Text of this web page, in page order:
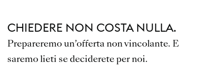
CHIEDERE NON COSTA NULLA.
Prepareremo un’offerta non vincolante. E
saremo lieti se deciderete per noi.